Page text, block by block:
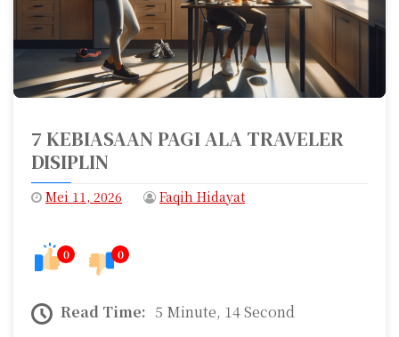
7 KEBIASAAN PAGI ALA TRAVELER
DISIPLIN
Mei 11, 2026 Faqih Hidayat
0 0
Read Time: 5 Minute, 14 Second